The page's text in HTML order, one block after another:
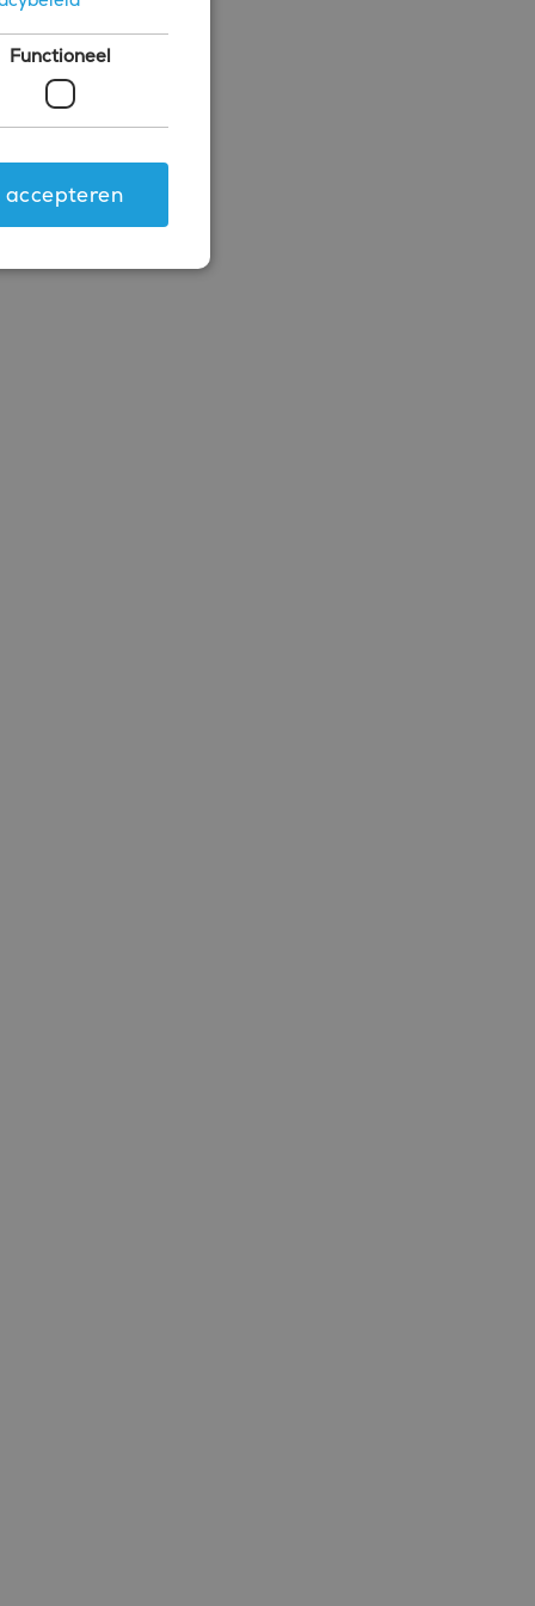
Functioneel
accepteren
banner van
van een
te behouden.
- wat een belangrijke
willekeurig
in elk
de site.
werking van deze
uit over hoe de
die de
uit over hoe de
die de
het gebruik van de
en om meerdere
gebruikers-ID.
wordt